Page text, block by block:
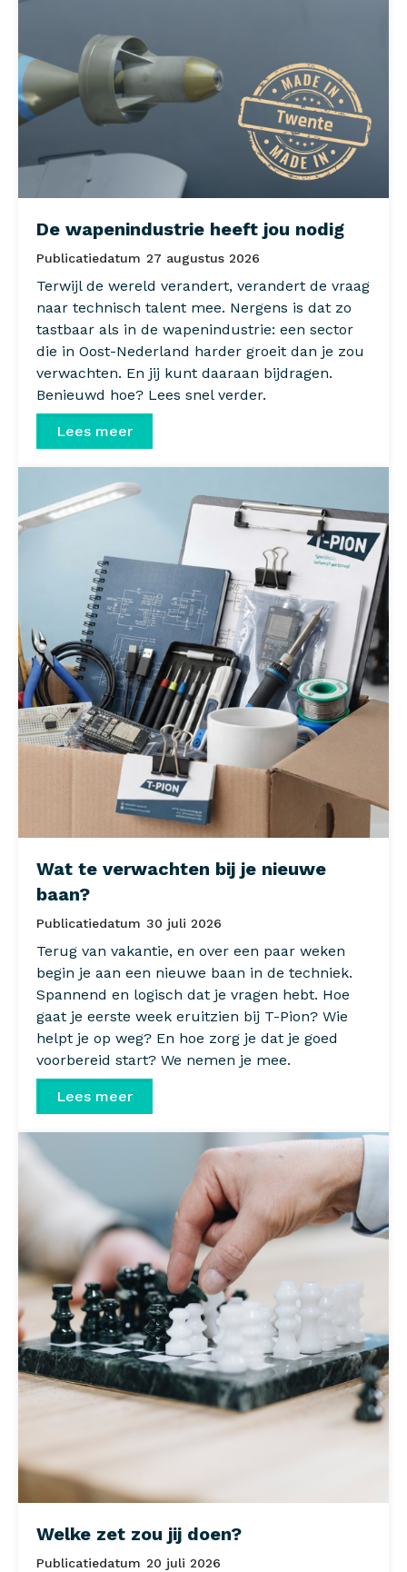
De wapenindustrie heeft jou nodig
Publicatiedatum 27 augustus 2026
Terwijl de wereld verandert, verandert de vraag
naar technisch talent mee. Nergens is dat zo
tastbaar als in de wapenindustrie: een sector
die in Oost-Nederland harder groeit dan je zou
verwachten. En jij kunt daaraan bijdragen.
Benieuwd hoe? Lees snel verder.
Lees meer
Wat te verwachten bij je nieuwe
baan?
Publicatiedatum 30 juli 2026
Terug van vakantie, en over een paar weken
begin je aan een nieuwe baan in de techniek.
Spannend en logisch dat je vragen hebt. Hoe
gaat je eerste week eruitzien bij T-Pion? Wie
helpt je op weg? En hoe zorg je dat je goed
voorbereid start? We nemen je mee.
Lees meer
Welke zet zou jij doen?
Publicatiedatum 20 juli 2026